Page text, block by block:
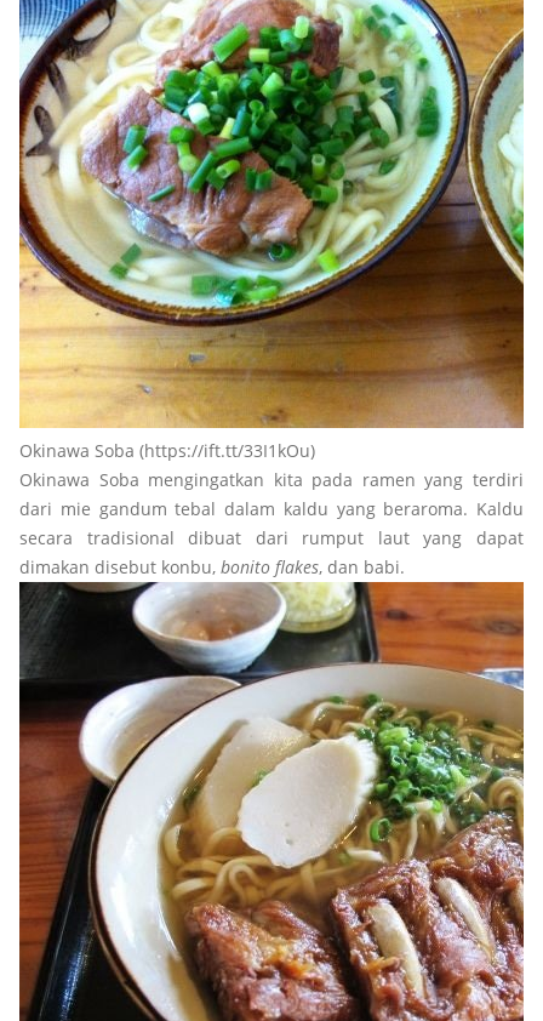
Okinawa Soba (https://ift.tt/33I1kOu)
Okinawa Soba mengingatkan kita pada ramen yang terdiri
dari mie gandum tebal dalam kaldu yang beraroma. Kaldu
secara tradisional dibuat dari rumput laut yang dapat
dimakan disebut konbu, bonito flakes, dan babi.